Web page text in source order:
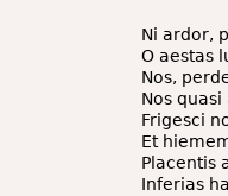
Ni ardor,
O aestas
Nos,
Nos
Frigesci
Et
Placentis
Inferias